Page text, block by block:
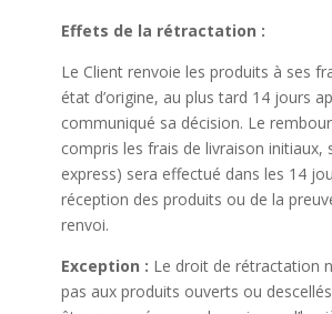
Effets de la rétractation :
Le Client renvoie les produits à ses
état d’origine, au plus tard 14 jours
communiqué sa décision. Le
compris les frais de livraison initiaux,
express) sera effectué dans les 14
réception des produits ou de la
renvoi.
Exception : Le droit de rétractation
pas aux produits ouverts ou